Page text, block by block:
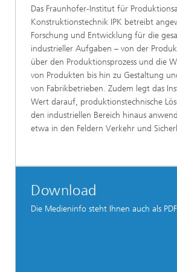
Das Fraunhofer-Institut für
Konstruktionstechnik IPK betreibt
Forschung und Entwicklung für die
industrieller Aufgaben – von der
über den Produktionsprozess und die
von ­Produkten bis hin zu Gestaltung
von Fabrikbetrieben. Zudem legt das
Wert darauf, produktionstechnische
den industriellen Bereich hinaus
etwa in den Feldern Verkehr und
Download
Die Medieninfo steht Ihnen auch als